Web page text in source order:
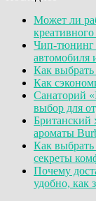
Может ли
Чип-тюнинг
автомобиля
Как выбрать
Как
Санаторий
выбор для
Британский
ароматы
Как выбрать
секреты
Почему
удобно, как